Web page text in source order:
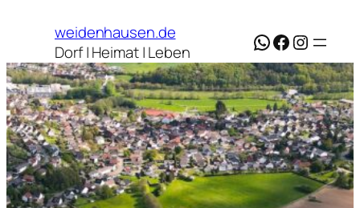
springen
weidenhausen.de
Dorf | Heimat | Leben
WhatsApp
Facebook